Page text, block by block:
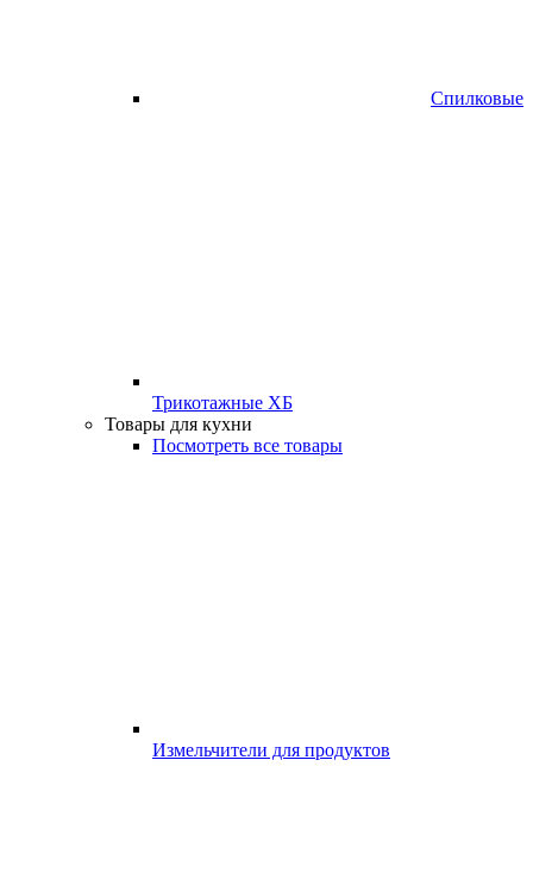
Спилковые
Трикотажные ХБ
Товары для кухни
Посмотреть все товары
Измельчители для продуктов